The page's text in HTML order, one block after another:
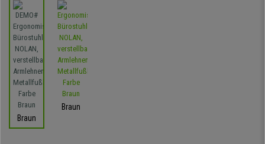
Braun
Braun